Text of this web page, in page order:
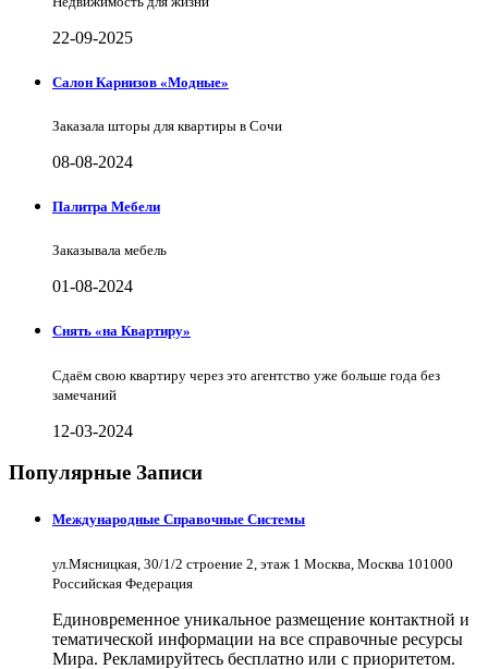
22-09-2025
Салон Карнизов «Модные»
Заказала шторы для квартиры в Сочи
08-08-2024
Палитра Мебели
Заказывала мебель
01-08-2024
Снять «на Квартиру»
Сдаём свою квартиру через это агентство уже больше года без
замечаний
12-03-2024
Популярные Записи
Международные Справочные Системы
ул.Мясницкая, 30/1/2 строение 2, этаж 1 Москва, Москва 101000
Российская Федерация
Единовременное уникальное размещение контактной и
тематической информации на все справочные ресурсы
Мира. Рекламируйтесь бесплатно или с приоритетом.